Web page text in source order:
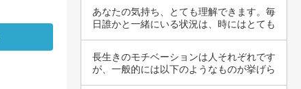
あなたの気持ち、とても理解できます。毎
日誰かと一緒にいる状況は、時にはとても
長生きのモチベーションは人それぞれです
が、一般的には以下のようなものが挙げら